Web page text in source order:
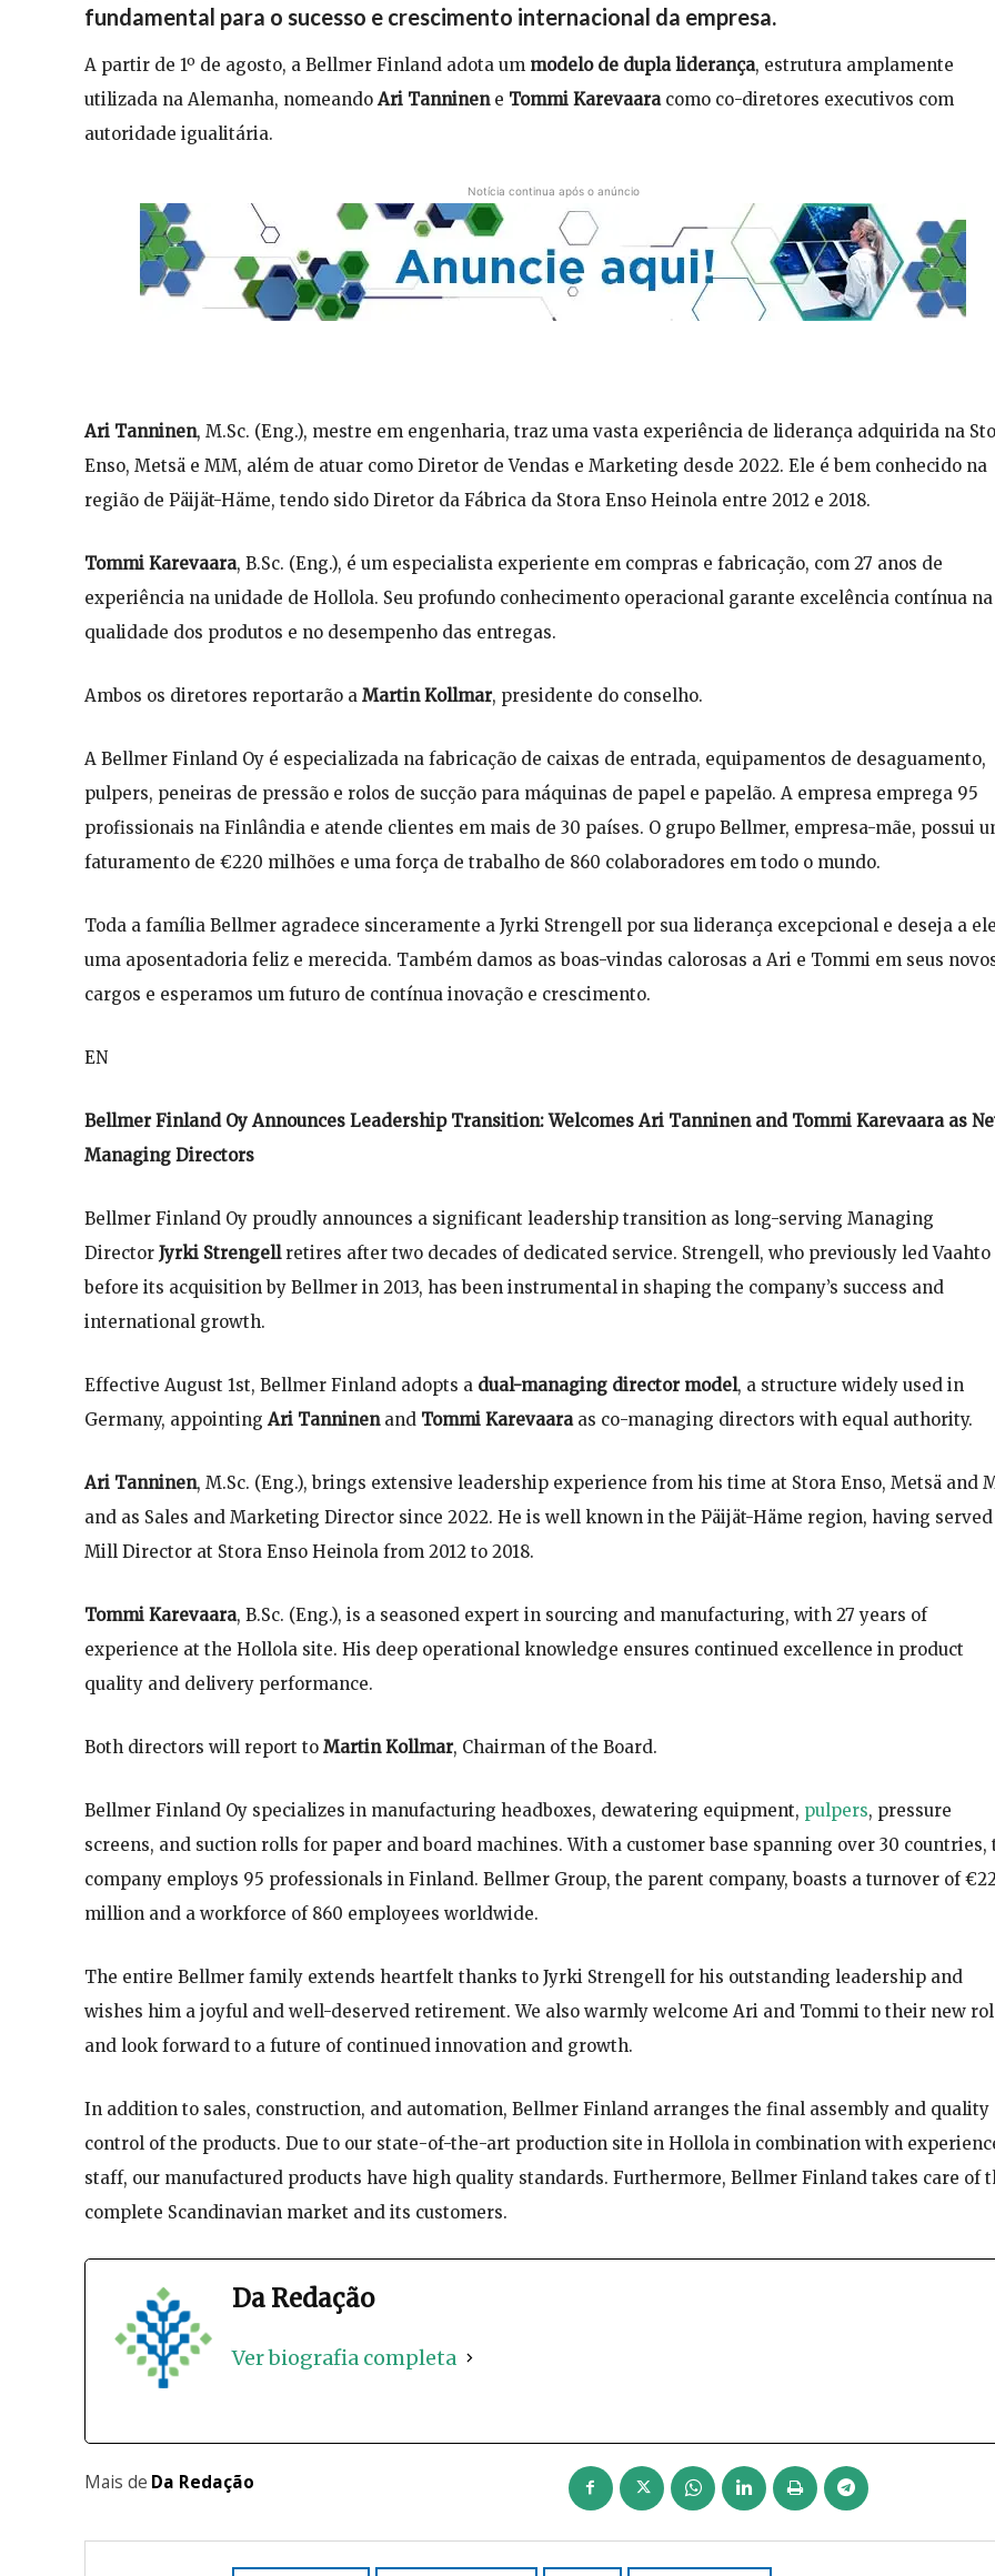
fundamental para o sucesso e crescimento internacional da empresa.
A partir de 1º de agosto, a Bellmer Finland adota um modelo de dupla liderança, estrutura amplamente
utilizada na Alemanha, nomeando Ari Tanninene Tommi Karevaaracomo co-diretores executivos com
autoridade igualitária.
Notícia continua após o anúncio
Ari Tanninen, M.Sc. (Eng.), mestre em engenharia, traz uma vasta experiência de liderança adquirida na
Enso, Metsä e MM, além de atuar como Diretor de Vendas e Marketing desde 2022. Ele é bem conhecido na
região de Päijät-Häme, tendo sido Diretor da Fábrica da Stora Enso Heinola entre 2012 e 2018.
Tommi Karevaara, B.Sc. (Eng.), é um especialista experiente em compras e fabricação, com 27 anos de
experiência na unidade de Hollola. Seu profundo conhecimento operacional garante excelência contínua na
qualidade dos produtos e no desempenho das entregas.
Ambos os diretores reportarão a Martin Kollmar, presidente do conselho.
A Bellmer Finland Oy é especializada na fabricação de caixas de entrada, equipamentos de desaguamento,
pulpers, peneiras de pressão e rolos de sucção para máquinas de papel e papelão. A empresa emprega 95
profissionais na Finlândia e atende clientes em mais de 30 países. O grupo Bellmer, empresa-mãe, possui
faturamento de €220 milhões e uma força de trabalho de 860 colaboradores em todo o mundo.
Toda a família Bellmer agradece sinceramente a Jyrki Strengell por sua liderança excepcional e deseja a
uma aposentadoria feliz e merecida. Também damos as boas-vindas calorosas a Ari e Tommi em seus
cargos e esperamos um futuro de contínua inovação e crescimento.
EN
Bellmer Finland Oy Announces Leadership Transition: Welcomes Ari Tanninen and Tommi Karevaara as
Managing Directors
Bellmer Finland Oy proudly announces a significant leadership transition as long-serving Managing
Director Jyrki Strengellretires after two decades of dedicated service. Strengell, who previously led Vaahto
before its acquisition by Bellmer in 2013, has been instrumental in shaping the company’s success and
international growth.
Effective August 1st, Bellmer Finland adopts a dual-managing director model, a structure widely used in
Germany, appointing Ari Tanninenand Tommi Karevaaraas co-managing directors with equal authority.
Ari Tanninen, M.Sc. (Eng.), brings extensive leadership experience from his time at Stora Enso, Metsä and
and as Sales and Marketing Director since 2022. He is well known in the Päijät-Häme region, having served
Mill Director at Stora Enso Heinola from 2012 to 2018.
Tommi Karevaara, B.Sc. (Eng.), is a seasoned expert in sourcing and manufacturing, with 27 years of
experience at the Hollola site. His deep operational knowledge ensures continued excellence in product
quality and delivery performance.
Both directors will report to Martin Kollmar, Chairman of the Board.
Bellmer Finland Oy specializes in manufacturing headboxes, dewatering equipment, pulpers, pressure
screens, and suction rolls for paper and board machines. With a customer base spanning over 30 countries,
company employs 95 professionals in Finland. Bellmer Group, the parent company, boasts a turnover of
million and a workforce of 860 employees worldwide.
The entire Bellmer family extends heartfelt thanks to Jyrki Strengell for his outstanding leadership and
wishes him a joyful and well-deserved retirement. We also warmly welcome Ari and Tommi to their new
and look forward to a future of continued innovation and growth.
In addition to sales, construction, and automation, Bellmer Finland arranges the final assembly and quality
control of the products. Due to our state-of-the-art production site in Hollola in combination with
staff, our manufactured products have high quality standards. Furthermore, Bellmer Finland takes care of
complete Scandinavian market and its customers.
Da Redação
Ver biografia completa
Mais de Da Redação